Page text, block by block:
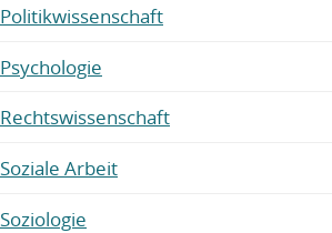
Politikwissenschaft
Psychologie
Rechtswissenschaft
Soziale Arbeit
Soziologie